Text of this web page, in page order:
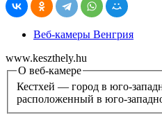
Веб-камеры Венгрия
www.keszthely.hu
О веб-камере
Кестхей — город в юго-
расположенный в юго-